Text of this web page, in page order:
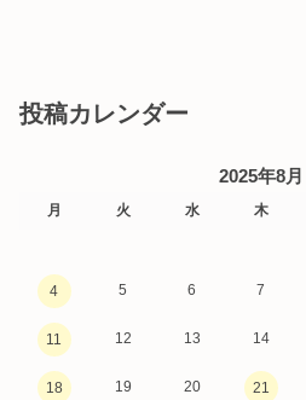
投稿カレンダー
2025年8月
月 火 水 木
4 5 6 7
11 12 13 14
18 19 20 21